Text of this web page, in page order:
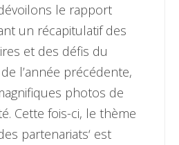
le rapport
un récapitulatif des
et des défis du
l’année précédente,
photos de
Cette fois-ci, le thème
partenariats‘ est